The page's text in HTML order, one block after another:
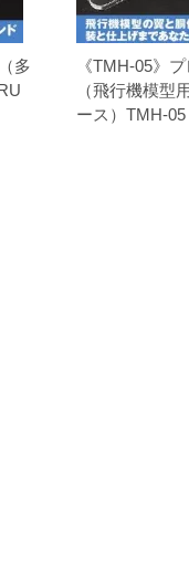
多
《TMH-05》
（飛行機模型
ース）TMH-